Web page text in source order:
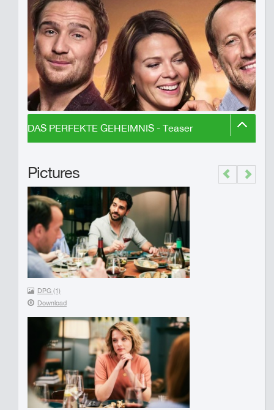
DAS PERFEKTE GEHEIMNIS - Teaser
Pictures
DPG (1)
Download
Previous
Next